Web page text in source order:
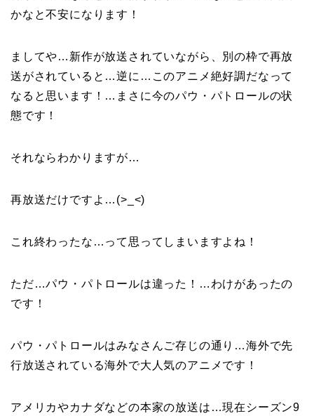
かなと不安になります！
ましてや…新作が放送されていながら、別の枠で再放
送がされていると…逆に…このアニメ絶好調だなって
なると思います！…まさに今のパウ・パトロールの状
態です！
それならわかりますが…
再放送だけですよ…(>_<)
これ終わったな…って思ってしまいますよね！
ただ…パウ・パトロールは違った！…わけがあったの
です！
パウ・パトロールはみなさんご存じの通り…海外で先
行放送されている海外で大人気のアニメです！
アメリカやカナダなどの本家の放送は…現在シーズン9